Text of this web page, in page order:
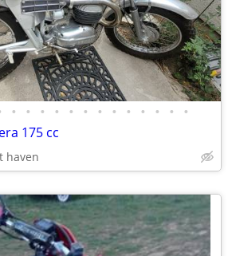
• • • • • • • • • • • • •
175 cc
haven